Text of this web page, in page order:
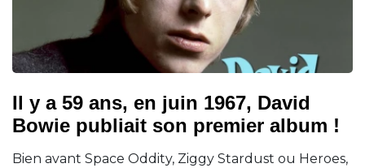
Il y a 59 ans, en juin 1967, David
Bowie publiait son premier album !
Bien avant Space Oddity, Ziggy Stardust ou Heroes,